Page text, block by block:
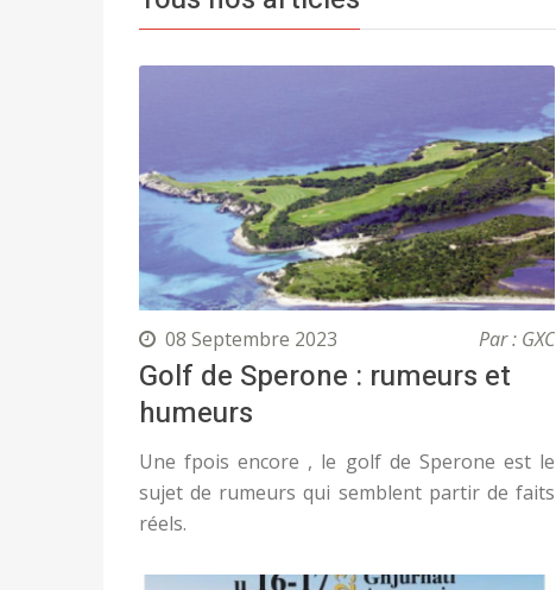
08 Septembre 2023 Par : GXC
Golf de Sperone : rumeurs et
humeurs
Une fpois encore , le golf de Sperone est le
sujet de rumeurs qui semblent partir de faits
réels.